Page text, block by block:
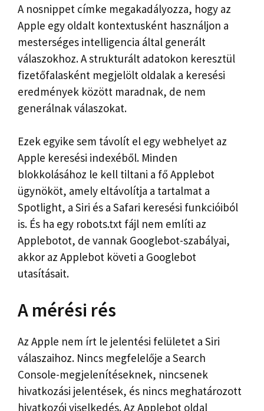
A nosnippet címke megakadályozza, hogy az
Apple egy oldalt kontextusként használjon a
mesterséges intelligencia által generált
válaszokhoz. A strukturált adatokon keresztül
fizetőfalasként megjelölt oldalak a keresési
eredmények között maradnak, de nem
generálnak válaszokat.
Ezek egyike sem távolít el egy webhelyet az
Apple keresési indexéből. Minden
blokkolásához le kell tiltani a fő Applebot
ügynököt, amely eltávolítja a tartalmat a
Spotlight, a Siri és a Safari keresési funkcióiból
is. És ha egy robots.txt fájl nem említi az
Applebotot, de vannak Googlebot-szabályai,
akkor az Applebot követi a Googlebot
utasításait.
A mérési rés
Az Apple nem írt le jelentési felületet a Siri
válaszaihoz. Nincs megfelelője a Search
Console-megjelenítéseknek, nincsenek
hivatkozási jelentések, és nincs meghatározott
hivatkozói viselkedés. Az Applebot oldal